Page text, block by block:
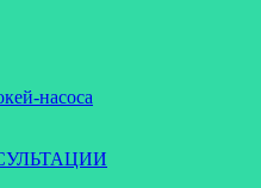
насоса